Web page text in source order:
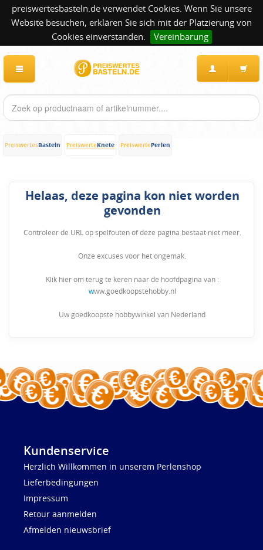
preiswertesbasteln.de verwendet Cookies. Wenn Sie unsere
Website besuchen, erklären Sie sich mit der Platzierung von
Cookies einverstanden.
Vereinbarung
PreiswertesBasteln PreiswerteKnete PreiswertePerlen
Helaas, deze pagina kon niet worden
gevonden
Controleer de URL op spelfouten of deze pagina bestaat niet meer.
Onze excuses voor het ongemak.
Klik hier om terug te keren naar de hoofdpagina van :
www.goedkoopstehobby.nl
Uw goedkoopste hobbywinkel van Nederland
Kundenservice
Herzlich Willkommen in unserem Perlenshop
Lieferbedingungen
Impressum
Retour aanmelden
Afmelden nieuwsbrief